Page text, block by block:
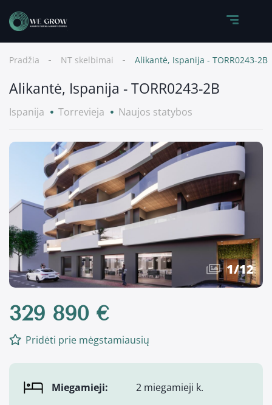
Pradžia NT skelbimai Alikantė, Ispanija - TORR0243-2B
Alikantė, Ispanija - TORR0243-2B
Ispanija Torrevieja Naujos statybos
1/12
329 890 €
Pridėti prie mėgstamiausių
Miegamieji:
2 miegamieji k.